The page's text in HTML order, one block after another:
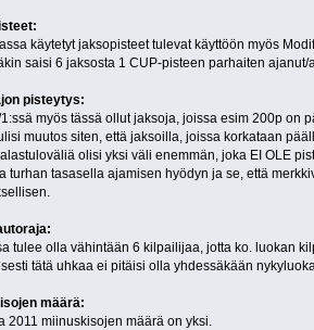
käytetyt jaksopisteet tulevat käyttöön myös
saisi 6 jaksosta 1 CUP-pisteen parhaiten ajanut/
pisteytys:
myös tässä ollut jaksoja, joissa esim 200p on
muutos siten, että jaksoilla, joissa korkataan
olisi yksi väli enemmän, joka EI OLE
turhan tasasella ajamisen hyödyn ja se, että
tulee olla vähintään 6 kilpailijaa, jotta ko. luokan
tätä uhkaa ei pitäisi olla yhdessäkään
määrä:
2011 miinuskisojen määrä on yksi.